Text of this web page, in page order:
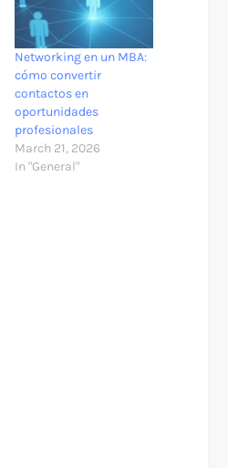
Networking en un MBA:
cómo convertir
contactos en
oportunidades
profesionales
March 21, 2026
In "General"